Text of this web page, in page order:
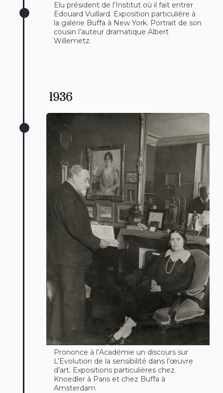
Elu président de l’Institut où il fait entrer
Edouard Vuillard. Exposition particulière à
la galerie Buffa à New York. Portrait de son
cousin l’auteur dramatique Albert
Willemetz.
1936
Prononce à l’Académie un discours sur
L’Evolution de la sensibilité dans l’œuvre
d’art. Expositions particulières chez
Knoedler à Paris et chez Buffa à
Amsterdam